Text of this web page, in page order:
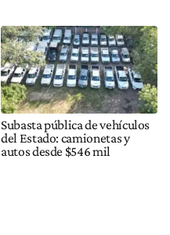
Subasta pública de vehículos
del Estado: camionetas y
autos desde $546 mil